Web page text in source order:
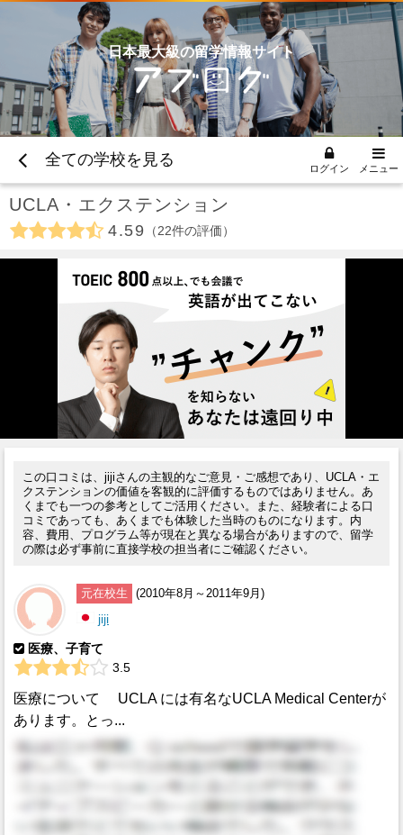
日本最大級の留学情報サイト
全ての学校を見る ログイン メニュー
UCLA・エクステンション
4.59 22件の評価
この口コミは、jijiさんの主観的なご意見・ご感想であり、UCLA・エ
クステンションの価値を客観的に評価するものではありません。あ
くまでも一つの参考としてご活用ください。また、経験者による口
コミであっても、あくまでも体験した当時のものになります。内
容、費用、プログラム等が現在と異なる場合がありますので、留学
の際は必ず事前に直接学校の担当者にご確認ください。
元在校生 (2010年8月～2011年9月)
jiji
医療、子育て
3.5
医療について UCLA には有名なUCLA Medical Centerが
あります。とっ...